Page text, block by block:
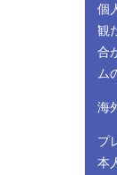
個
観
合
ム
海
プ
本